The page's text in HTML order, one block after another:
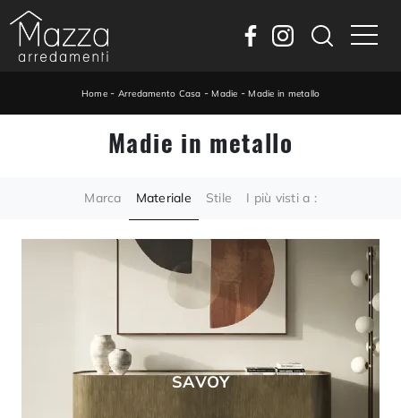
Home- Arredamento Casa -Madie -Madie in metallo
Madie in metallo
Marca Materiale Stile I più visti a :
SAVOY